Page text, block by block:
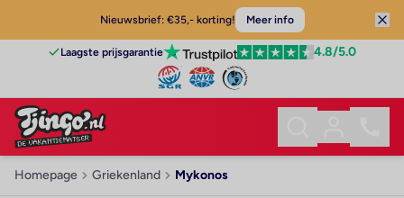
Nieuwsbrief: €35,- korting! Meer info
Laagste prijsgarantie 4.8/5.0
Homepage Griekenland Mykonos